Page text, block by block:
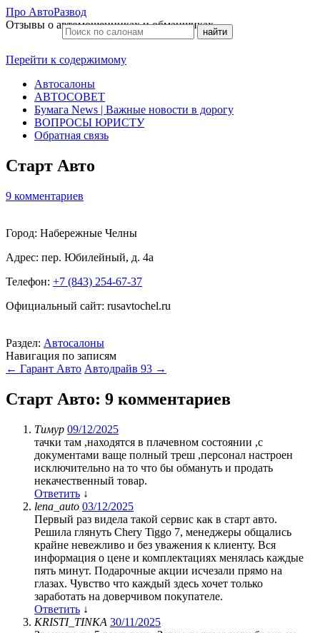
Про АвтоРазвод
Отзывы о автомошенниках и обманщиках
Перейти к содержимому
Автосалоны
АВТОСОВЕТ
Бумага News | Важные новости в дорогу
ВОПРОСЫ ЮРИСТУ
Обратная связь
Старт Авто
9 комментариев
Город: Набережные Челны
Адрес: пер. Юбилейный, д. 4а
Телефон: +7 (843) 254-67-37
Официальный сайт: rusavtochel.ru
Раздел: Автосалоны
Навигация по записям
← Гарант Авто Автодрайв 93 →
Старт Авто: 9 комментариев
Тимур 09/12/2025
тачки там ,находятся в плачевном состоянии ,с
документами ваще полный треш ,персонал настроен
исключительно на то что бы обмануть и продать
некачественный товар.
Ответить ↓
lena_auto 03/12/2025
Первый раз видела такой сервис как в старт авто.
Решила глянуть Chery Tiggo 7, менеджеры общались
крайне невежливо и без уважения к клиенту. Вся
информация о цене и комплектациях менялась каждые
пять минут. Подарочные акции исчезали прямо на
глазах. Чувство что каждый здесь хочет только
заработать на доверчивом покупателе.
Ответить ↓
KRISTI_TINKA 30/11/2025